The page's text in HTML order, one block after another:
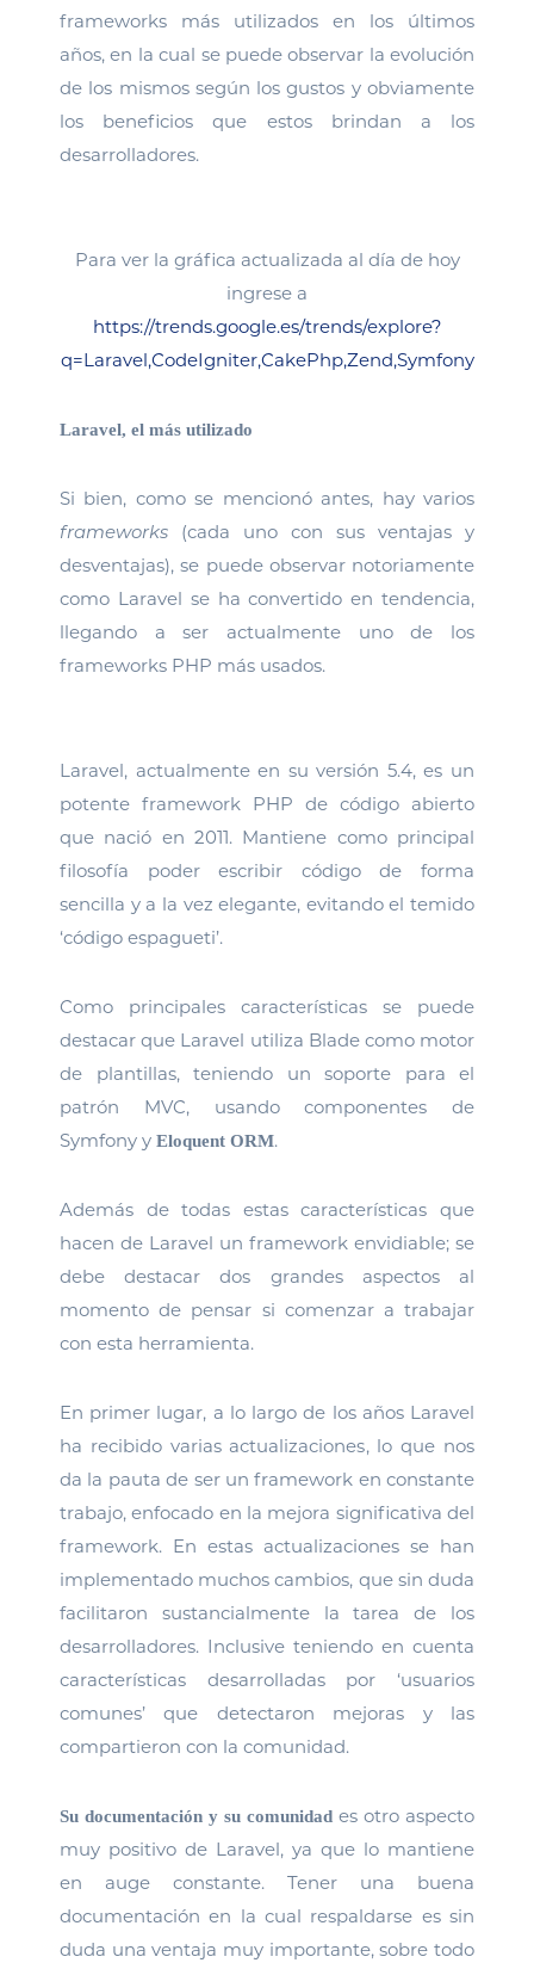
frameworks más utilizados en los últimos
años, en la cual se puede observar la evolución
de los mismos según los gustos y obviamente
los beneficios que estos brindan a los
desarrolladores.
Para ver la gráfica actualizada al día de hoy
ingrese a
https://trends.google.es/trends/explore?
q=Laravel,CodeIgniter,CakePhp,Zend,Symfony
Laravel, el más utilizado
Si bien, como se mencionó antes, hay varios
frameworks (cada uno con sus ventajas y
desventajas), se puede observar notoriamente
como Laravel se ha convertido en tendencia,
llegando a ser actualmente uno de los
frameworks PHP más usados.
Laravel, actualmente en su versión 5.4, es un
potente framework PHP de código abierto
que nació en 2011. Mantiene como principal
filosofía poder escribir código de forma
sencilla y a la vez elegante, evitando el temido
‘código espagueti’.
Como principales características se puede
destacar que Laravel utiliza Blade como motor
de plantillas, teniendo un soporte para el
patrón MVC, usando componentes de
Symfony y Eloquent ORM.
Además de todas estas características que
hacen de Laravel un framework envidiable; se
debe destacar dos grandes aspectos al
momento de pensar si comenzar a trabajar
con esta herramienta.
En primer lugar, a lo largo de los años Laravel
ha recibido varias actualizaciones, lo que nos
da la pauta de ser un framework en constante
trabajo, enfocado en la mejora significativa del
framework. En estas actualizaciones se han
implementado muchos cambios, que sin duda
facilitaron sustancialmente la tarea de los
desarrolladores. Inclusive teniendo en cuenta
características desarrolladas por ‘usuarios
comunes’ que detectaron mejoras y las
compartieron con la comunidad.
Su documentación y su comunidad es otro aspecto
muy positivo de Laravel, ya que lo mantiene
en auge constante. Tener una buena
documentación en la cual respaldarse es sin
duda una ventaja muy importante, sobre todo